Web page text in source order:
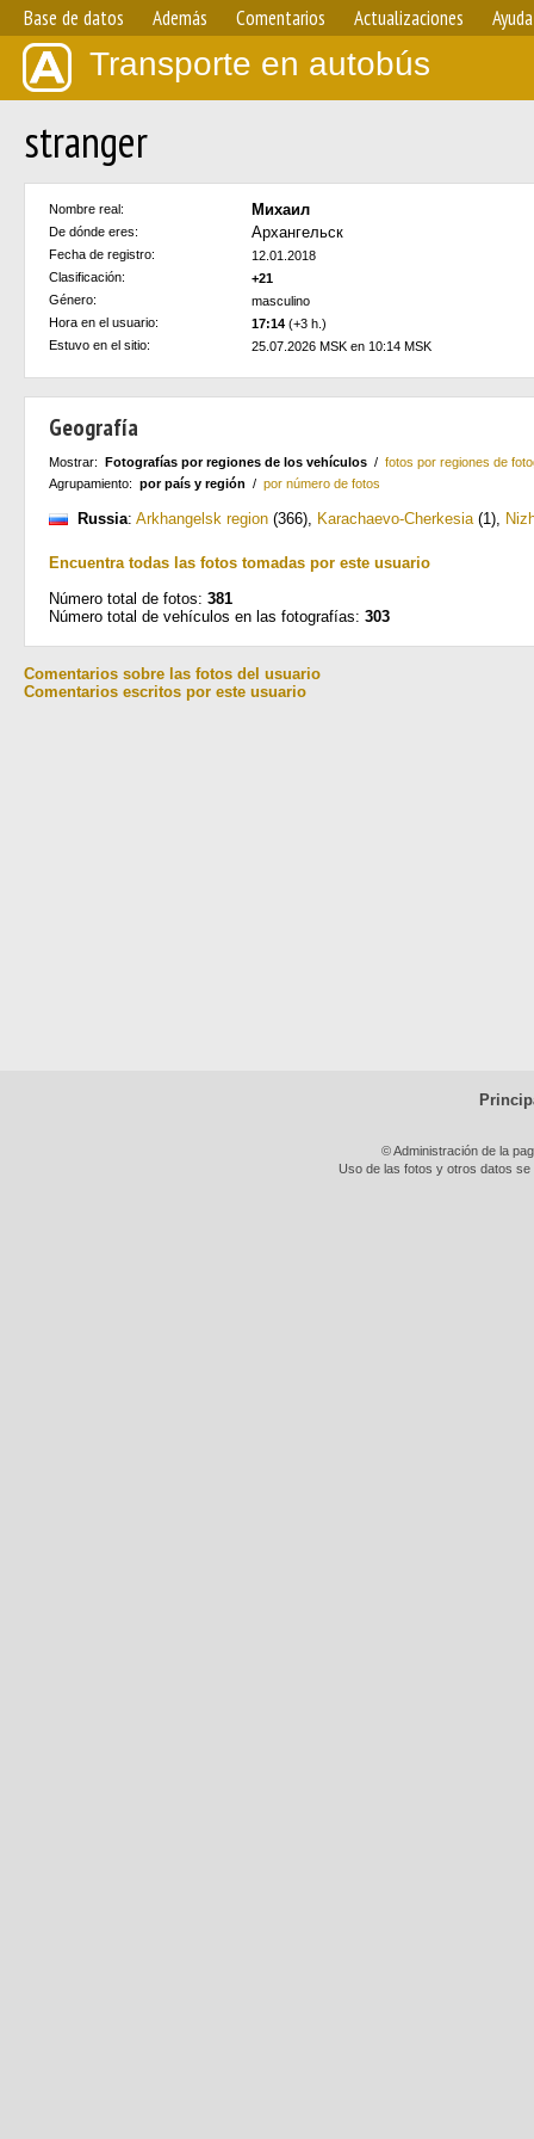
Base de datos Además Comentarios Actualizaciones Ayuda
Transporte en autobús
stranger
Nombre real: Михаил
De dónde eres: Архангельск
Fecha de registro:
12.01.2018
Clasificación:
+21
Género:
masculino
Hora en el usuario:
17:14 (+3 h.)
Estuvo en el sitio:
25.07.2026 MSK en 10:14 MSK
Geografía
Mostrar: Fotografías por regiones de los vehículos / fotos por regiones de
Agrupamiento: por país y región / por número de fotos
Russia: Arkhangelsk region (366), Karachaevo-Cherkesia(1),
Encuentra todas las fotos tomadas por este usuario
Número total de fotos: 381
Número total de vehículos en las fotografías: 303
Comentarios sobre las fotos del usuario
Comentarios escritos por este usuario
© Administración de la
Uso de las fotos y otros datos